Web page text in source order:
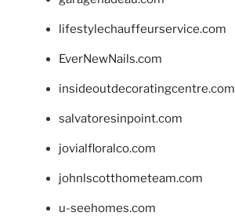
lifestylechauffeurservice.com
EverNewNails.com
insideoutdecoratingcentre.com
salvatoresinpoint.com
jovialfloralco.com
johnlscotthometeam.com
u-seehomes.com